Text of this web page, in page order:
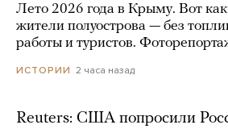
Лето 2026 года в Крыму. Вот
жители полуострова — без
работы и туристов.
ИСТОРИИ 2 часа назад
Reuters: США попросили